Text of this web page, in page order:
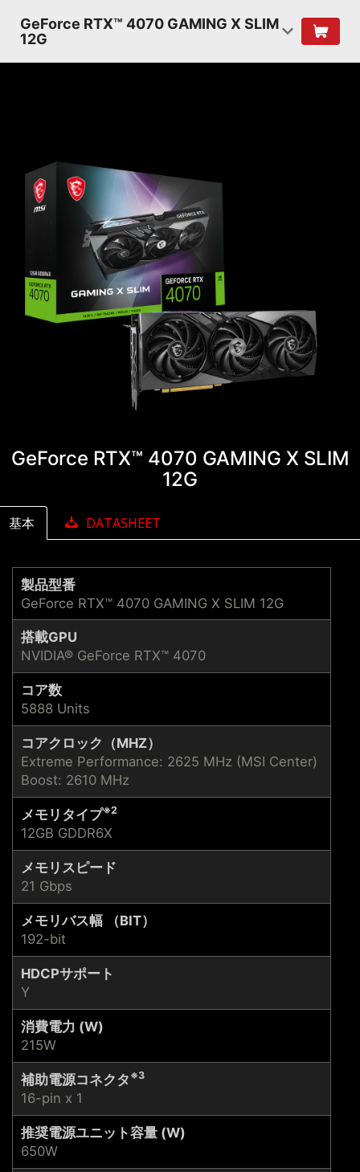
GeForce RTX™ 4070 GAMING X SLIM
12G
GeForce RTX™ 4070 GAMING X SLIM
12G
基本 DATASHEET
製品型番
GeForce RTX™ 4070 GAMING X SLIM 12G
搭載GPU
NVIDIA® GeForce RTX™ 4070
コア数
5888 Units
コアクロック（MHZ）
Extreme Performance: 2625 MHz (MSI Center)
Boost: 2610 MHz
メモリタイプ※2
12GB GDDR6X
メモリスピード
21 Gbps
メモリバス幅 （BIT）
192-bit
HDCPサポート
Y
消費電力 (W)
215W
補助電源コネクタ ※3
16-pin x 1
推奨電源ユニット容量 (W)
650W